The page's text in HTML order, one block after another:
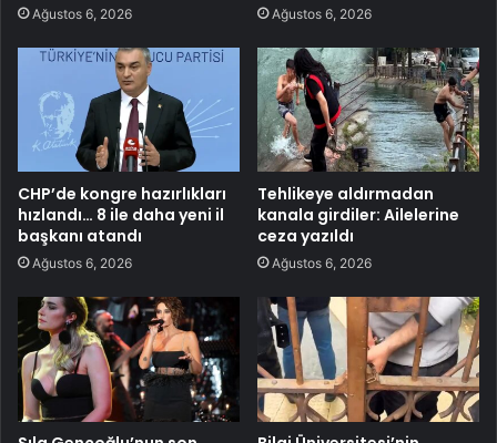
Ağustos 6, 2026 Ağustos 6, 2026
CHP’de kongre hazırlıkları
hızlandı… 8 ile daha yeni il
başkanı atandı
Ağustos 6, 2026
Tehlikeye aldırmadan
kanala girdiler: Ailelerine
ceza yazıldı
Ağustos 6, 2026